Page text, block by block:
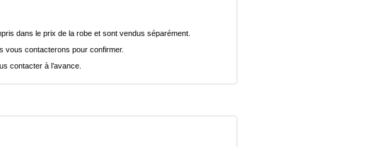
dans le prix de la robe et sont vendus séparément.
vous contacterons pour confirmer.
contacter à l’avance.